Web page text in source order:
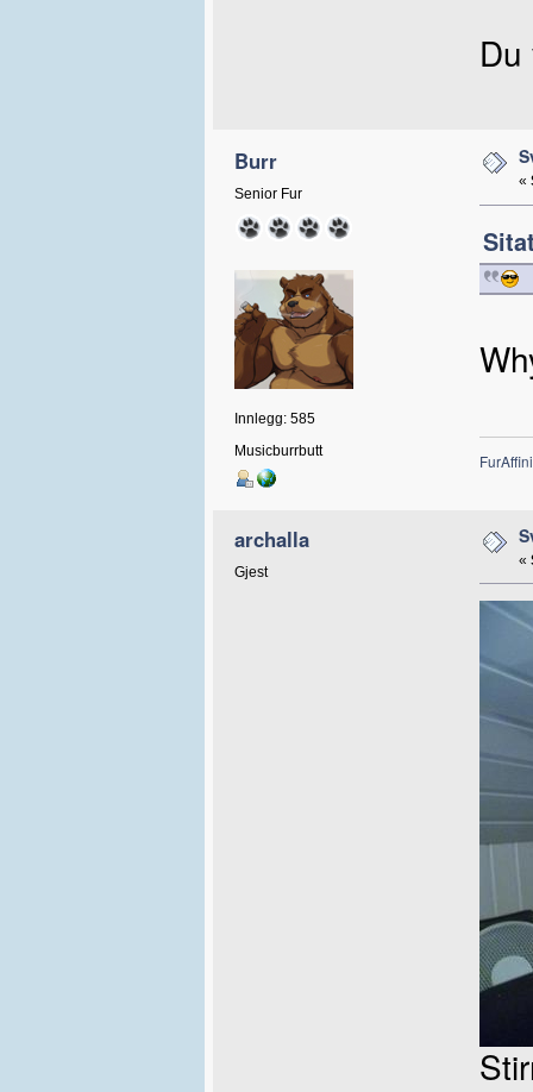
Burr
Senior Fur
Innlegg: 585
Musicburrbutt
«
archalla
Gjest
«